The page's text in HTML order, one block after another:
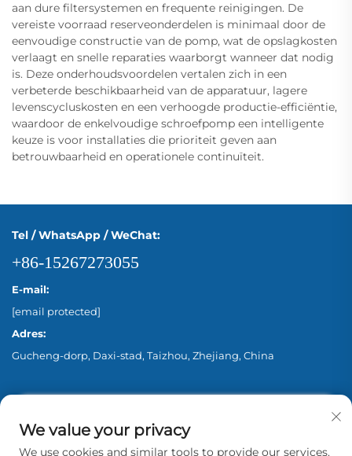
aan dure filtersystemen en frequente reinigingen. De
vereiste voorraad reserveonderdelen is minimaal door de
eenvoudige constructie van de pomp, wat de opslagkosten
verlaagt en snelle reparaties waarborgt wanneer dat nodig
is. Deze onderhoudsvoordelen vertalen zich in een
verbeterde beschikbaarheid van de apparatuur, lagere
levenscycluskosten en een verhoogde productie-efficiëntie,
waardoor de enkelvoudige schroefpomp een intelligente
keuze is voor installaties die prioriteit geven aan
betrouwbaarheid en operationele continuïteit.
Tel / WhatsApp / WeChat:
+86-15267273055
E-mail:
[email protected]
Adres:
Gucheng-dorp, Daxi-stad, Taizhou, Zhejiang, China
We value your privacy
We use cookies and similar tools to provide our services.